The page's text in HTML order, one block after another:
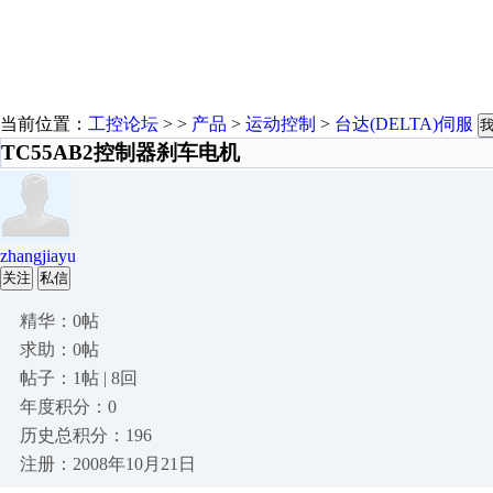
当前位置： 工控论坛 > > 产品 > 运动控制 > 台达(DELTA)伺服
TC55AB2控制器刹车电机
zhangjiayu
关注 私信
精华：0帖
求助：0帖
帖子：1帖 | 8回
年度积分：0
历史总积分：196
注册：2008年10月21日